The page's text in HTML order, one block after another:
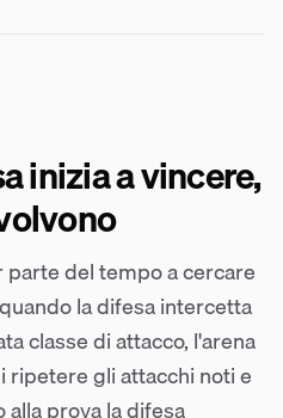
inizia a vincere,
parte del tempo a cercare
la difesa intercetta
classe di attacco, l'arena
ripetere gli attacchi noti e
prova la difesa